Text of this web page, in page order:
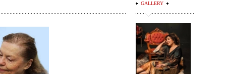
GALLERY